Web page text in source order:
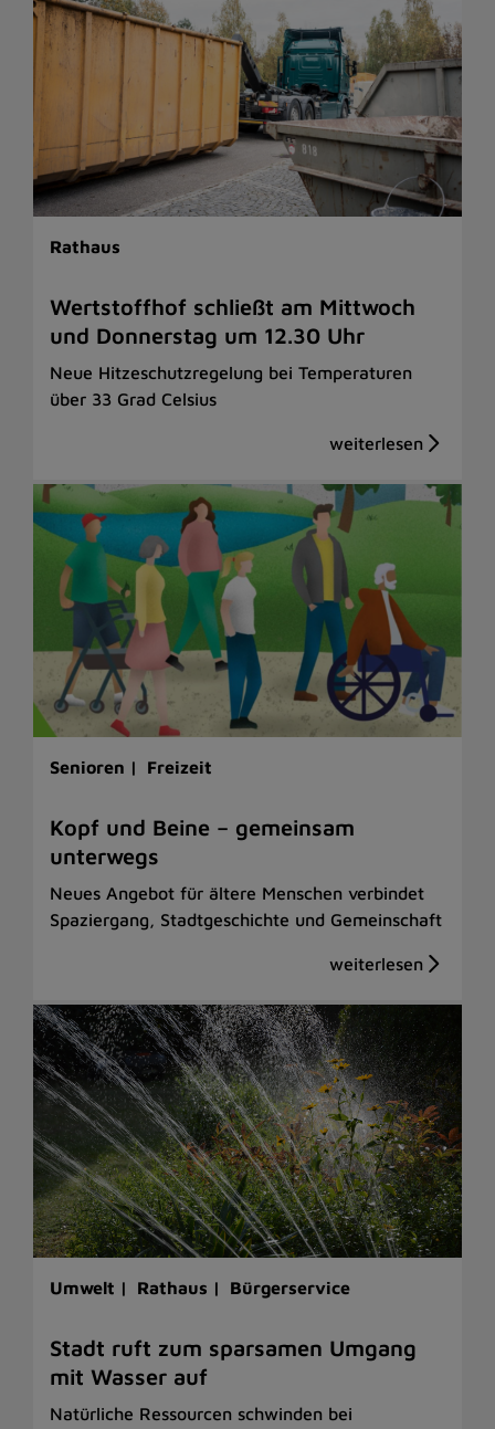
Rathaus
Wertstoffhof schließt am Mittwoch
und Donnerstag um 12.30 Uhr
Neue Hitzeschutzregelung bei Temperaturen
über 33 Grad Celsius
Senioren | Freizeit
Kopf und Beine – gemeinsam
unterwegs
Neues Angebot für ältere Menschen verbindet
Spaziergang, Stadtgeschichte und Gemeinschaft
Umwelt | Rathaus | Bürgerservice
Stadt ruft zum sparsamen Umgang
mit Wasser auf
Natürliche Ressourcen schwinden bei